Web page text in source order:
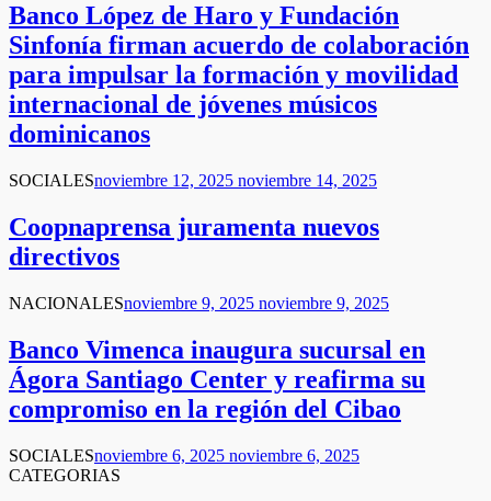
Banco López de Haro y Fundación
Sinfonía firman acuerdo de colaboración
para impulsar la formación y movilidad
internacional de jóvenes músicos
dominicanos
SOCIALESnoviembre 12, 2025 noviembre 14, 2025
Coopnaprensa juramenta nuevos
directivos
NACIONALESnoviembre 9, 2025 noviembre 9, 2025
Banco Vimenca inaugura sucursal en
Ágora Santiago Center y reafirma su
compromiso en la región del Cibao
SOCIALESnoviembre 6, 2025 noviembre 6, 2025
CATEGORIAS